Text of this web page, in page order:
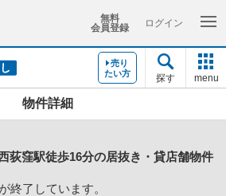
無料
会員登録
ログイン
売り
たい方
探す menu
物件詳細
荻窪駅徒歩16分の居抜き・貸店舗物件
終了しています。